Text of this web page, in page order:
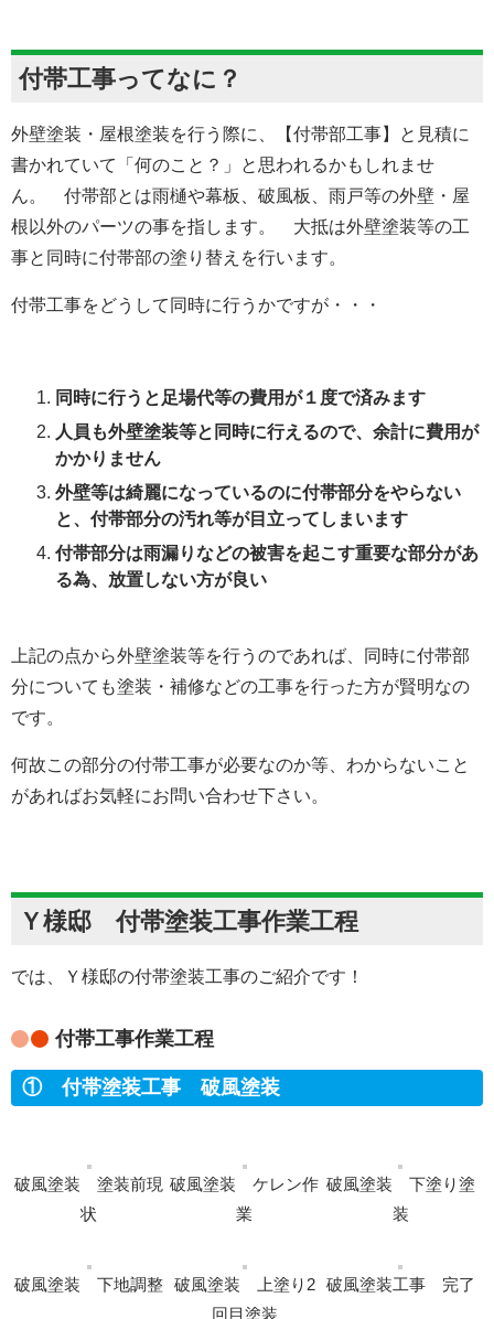
付帯工事ってなに？
外壁塗装・屋根塗装を行う際に、【付帯部工事】と見積に
書かれていて「何のこと？」と思われるかもしれませ
ん。 付帯部とは雨樋や幕板、破風板、雨戸等の外壁・屋
根以外のパーツの事を指します。 大抵は外壁塗装等の工
事と同時に付帯部の塗り替えを行います。
付帯工事をどうして同時に行うかですが・・・
同時に行うと足場代等の費用が１度で済みます
人員も外壁塗装等と同時に行えるので、余計に費用が
かかりません
外壁等は綺麗になっているのに付帯部分をやらない
と、付帯部分の汚れ等が目立ってしまいます
付帯部分は雨漏りなどの被害を起こす重要な部分があ
る為、放置しない方が良い
上記の点から外壁塗装等を行うのであれば、同時に付帯部
分についても塗装・補修などの工事を行った方が賢明なの
です。
何故この部分の付帯工事が必要なのか等、わからないこと
があればお気軽にお問い合わせ下さい。
Ｙ様邸 付帯塗装工事作業工程
では、Ｙ様邸の付帯塗装工事のご紹介です！
付帯工事作業工程
① 付帯塗装工事 破風塗装
破風塗装 塗装前現
状
破風塗装 ケレン作
業
破風塗装 下塗り塗
装
破風塗装 下地調整 破風塗装 上塗り2
回目塗装
破風塗装工事 完了